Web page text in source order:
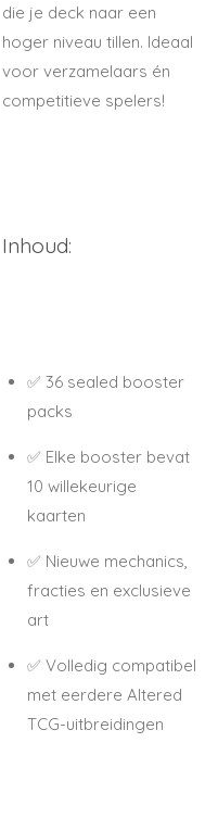
die je deck naar een
hoger niveau tillen. Ideaal
voor verzamelaars én
competitieve spelers!
Inhoud:
✅ 36 sealed booster
packs
✅ Elke booster bevat
10 willekeurige
kaarten
✅ Nieuwe mechanics,
fracties en exclusieve
art
✅ Volledig compatibel
met eerdere Altered
TCG-uitbreidingen